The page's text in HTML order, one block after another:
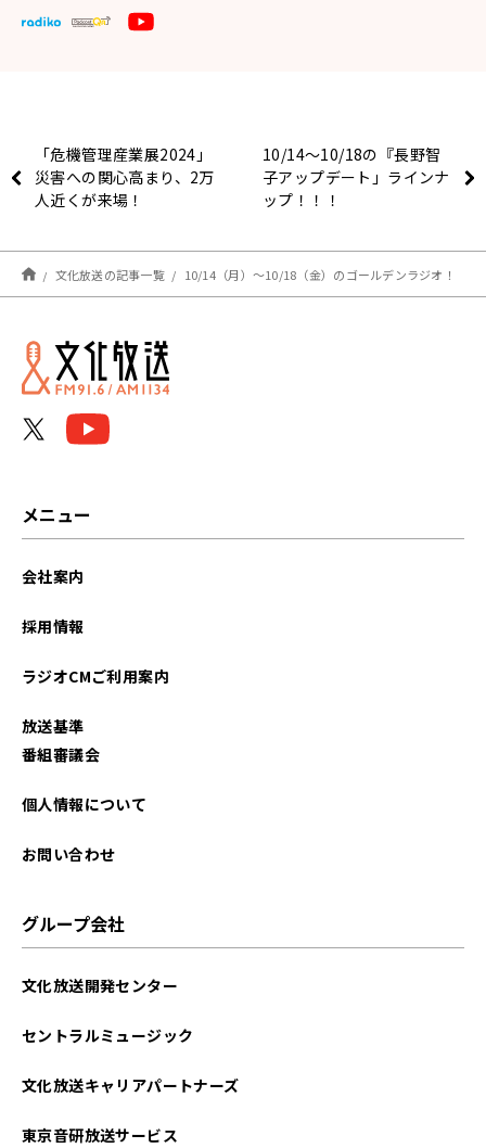
「危機管理産業展2024」
災害への関心高まり、2万
人近くが来場！
10/14～10/18の『長野智
子アップデート」ラインナ
ップ！！！
文化放送の記事一覧 10/14（月）～10/18（金）のゴールデンラジオ！
メニュー
会社案内
採用情報
ラジオCMご利用案内
放送基準
番組審議会
個人情報について
お問い合わせ
グループ会社
文化放送開発センター
セントラルミュージック
文化放送キャリアパートナーズ
東京音研放送サービス